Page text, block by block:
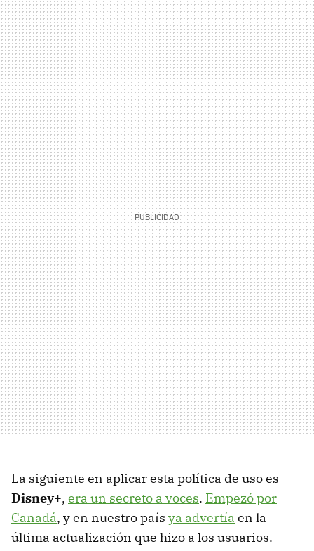
La siguiente en aplicar esta política de uso es
Disney+, era un secreto a voces. Empezó por
Canadá, y en nuestro país ya advertía en la
última actualización que hizo a los usuarios.